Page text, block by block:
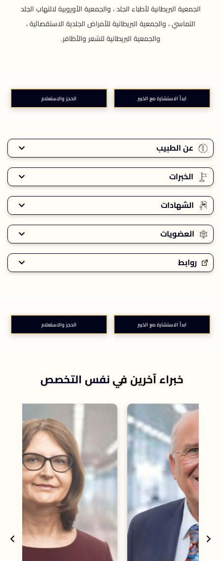
الجمعية البريطانية لأطباء الجلد ، والجمعية الأوروبية لالتهاب الجلد
التماسي ، والجمعية البريطانية للأمراض الجلدية الاستقصائية ،
والجمعية البريطانية للشعر والأظافر.
ابدأ الاستشارة مع الخبير الحجز والاستعلام
عن الطبيب
الخبرات
الشهادات
العضويات
روابط
ابدأ الاستشارة مع الخبير الحجز والاستعلام
خبراء آخرين في نفس التخصص